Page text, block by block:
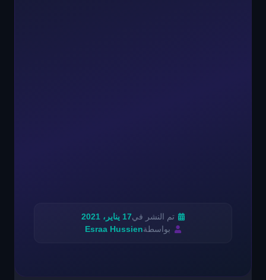
تم النشر في17 يناير، 2021
بواسطةEsraa Hussien